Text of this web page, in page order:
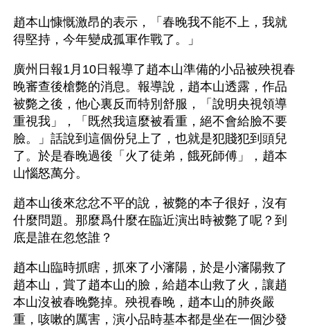
趙本山慷慨激昂的表示，「春晚我不能不上，我就
得堅持，今年變成孤軍作戰了。」
廣州日報1月10日報導了趙本山準備的小品被殃視春
晚審查後槍斃的消息。報導說，趙本山透露，作品
被斃之後，他心裏反而特別舒服，「說明央視領導
重視我」，「既然我這麼被看重，絕不會給臉不要
臉。」話說到這個份兒上了，也就是犯賤犯到頭兒
了。於是春晚過後「火了徒弟，餓死師傅」，趙本
山惱怒萬分。
趙本山後來忿忿不平的說，被斃的本子很好，沒有
什麼問題。那麼爲什麼在臨近演出時被斃了呢？到
底是誰在忽悠誰？
趙本山臨時抓瞎，抓來了小瀋陽，於是小瀋陽救了
趙本山，賞了趙本山的臉，給趙本山救了火，讓趙
本山沒被春晚斃掉。殃視春晚，趙本山的肺炎嚴
重，咳嗽的厲害，演小品時基本都是坐在一個沙發